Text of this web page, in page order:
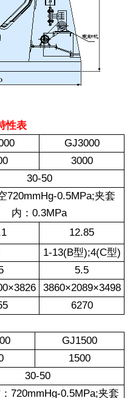
性表
GJ3000
3000
30-50
720mmHg-0.5MPa;夹套
内：0.3MPa
12.85
1-13(B型);4(C型)
5.5
3860×2089×3498
6270
GJ1500
1500
30-50
720mmHg-0.5MPa;夹套